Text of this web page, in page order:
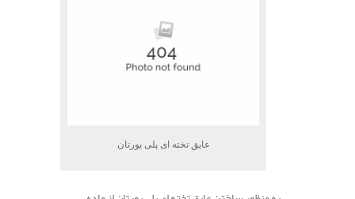
عایق تخته ای پلی یورتان